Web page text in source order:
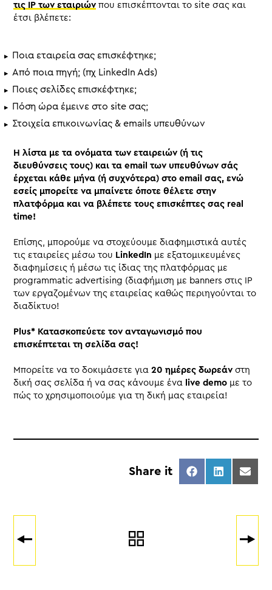
τις IP των εταιριών που επισκέπτονται το site σας και
έτσι βλέπετε:
Ποια εταιρεία σας επισκέφτηκε;
Από ποια πηγή; (πχ LinkedIn Ads)
Ποιες σελίδες επισκέφτηκε;
Πόση ώρα έμεινε στο site σας;
Στοιχεία επικοινωνίας & emails υπευθύνων
Η λίστα με τα ονόματα των εταιρειών (ή τις
διευθύνσεις τους) και τα email των υπευθύνων σάς
έρχεται κάθε μήνα (ή συχνότερα) στο email σας, ενώ
εσείς μπορείτε να μπαίνετε όποτε θέλετε στην
πλατφόρμα και να βλέπετε τους επισκέπτες σας real
time!
Επίσης, μπορούμε να στοχεύουμε διαφημιστικά αυτές
τις εταιρείες μέσω του LinkedIn με εξατομικευμένες
διαφημίσεις ή μέσω τις ίδιας της πλατφόρμας με
programmatic advertising (διαφήμιση με banners στις IP
των εργαζομένων της εταιρείας καθώς περιηγούνται το
διαδίκτυο!
Plus* Κατασκοπεύετε τον ανταγωνισμό που
επισκέπτεται τη σελίδα σας!
Μπορείτε να το δοκιμάσετε για20 ημέρες δωρεάν στη
δική σας σελίδα ή να σας κάνουμε ένα live demo με το
πώς το χρησιμοποιούμε για τη δική μας εταιρεία!
Share it
Share
on
Share
on
Share
on